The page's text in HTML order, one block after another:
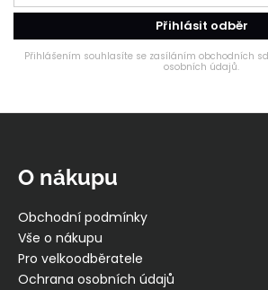
Přihlásit odběr
Přihlášením souhlasíte se zasíláním obchodních
osobních údajů.
O nákupu
Obchodní podmínky
Vše o nákupu
Pro velkoodběratele
Ochrana osobních údajů